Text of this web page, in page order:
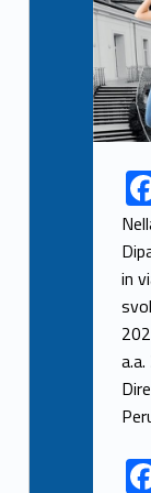
Link identifier share facebook
in